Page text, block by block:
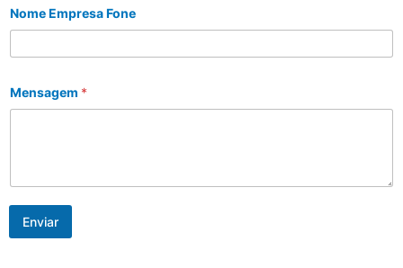
Nome Empresa Fone
Mensagem *
Enviar